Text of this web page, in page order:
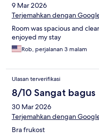
9 Mar 2026
Terjemahkan dengan
Room was spacious and
enjoyed my stay
Rob, perjalanan 3 malam
Ulasan terverifikasi
8/10 Sangat bagus
30 Mar 2026
Terjemahkan dengan
Bra frukost